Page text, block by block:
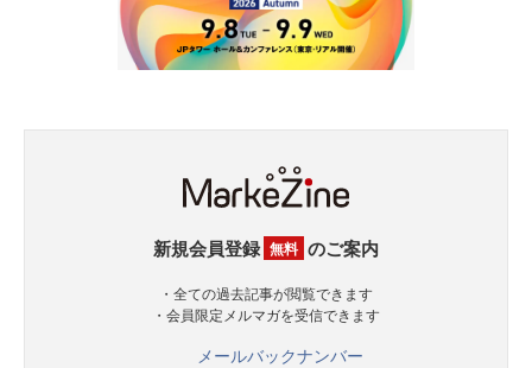
新規会員登録 無料 のご案内
・全ての過去記事が閲覧できます
・会員限定メルマガを受信できます
メールバックナンバー